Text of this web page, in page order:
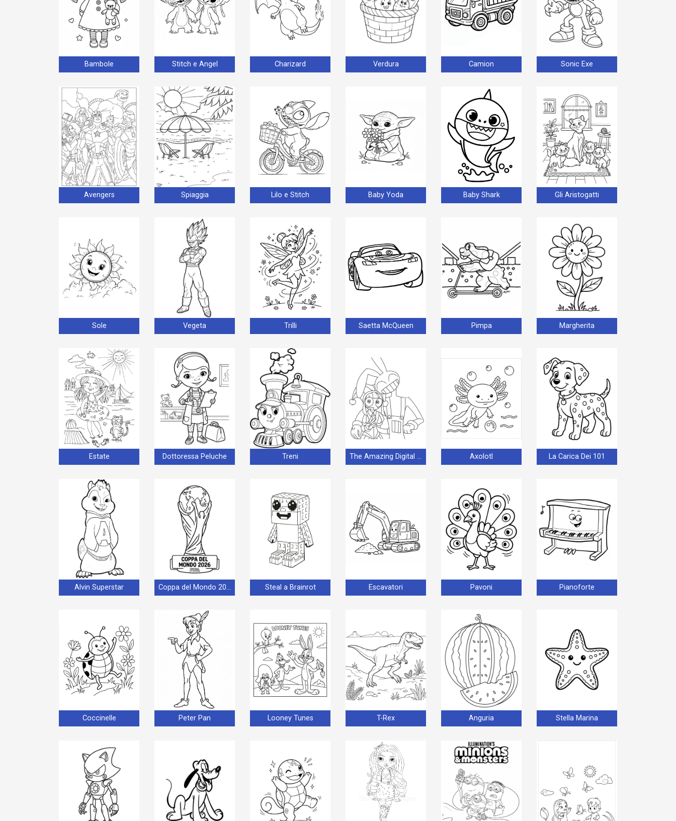
Bambole Stitch e Angel Charizard Verdura Camion Sonic Exe
Avengers Spiaggia Lilo e Stitch Baby Yoda Baby Shark Gli Aristogatti
Sole Vegeta Trilli Saetta McQueen Pimpa Margherita
Estate Dottoressa Peluche Treni The Amazing Digital Circus Axolotl La Carica Dei 101
Alvin Superstar Coppa del Mondo 2026 Steal a Brainrot Escavatori Pavoni Pianoforte
Coccinelle Peter Pan Looney Tunes T-Rex Anguria Stella Marina